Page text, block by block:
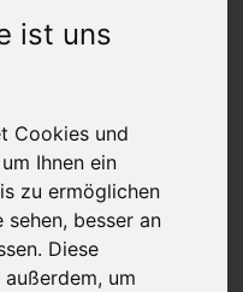
ist uns
Cookies und
Ihnen ein
zu ermöglichen
sehen, besser an
Diese
um